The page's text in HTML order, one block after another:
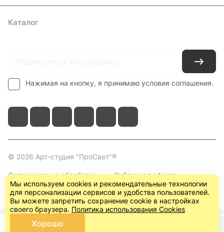
Каталог
Нажимая на кнопку, я принимаю условия соглашения.
© 2026 Арт-студия "ПроСвет"®
Соглашение на обработку
персональных данных
Публичная оферта
(пользовательское
соглашение)
Мы используем cookies и рекомендательные технологии
для персонализации сервисов и удобства пользователей.
Вы можете запретить сохранение cookie в настройках
своего браузера. Политика использования Cookies
Хорошо